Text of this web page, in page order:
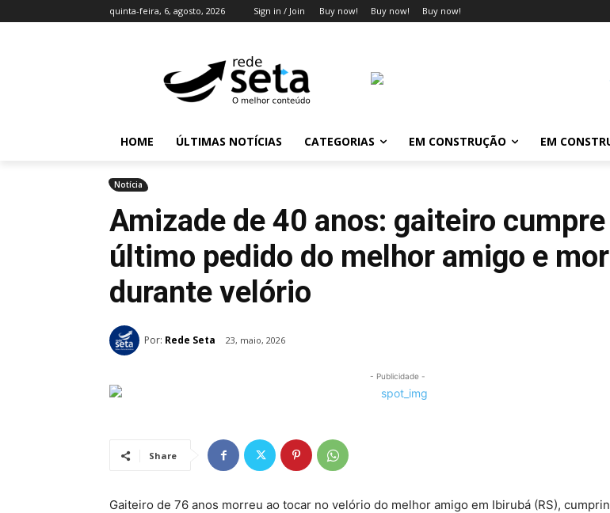
quinta-feira, 6, agosto, 2026 Sign in / Join Buy now! Buy now! Buy now!
HOME ÚLTIMAS NOTÍCIAS CATEGORIAS EM CONSTRUÇÃO EM
Notícia
Amizade de 40 anos: gaiteiro cumpre
último pedido do melhor amigo e
durante velório
Por: Rede Seta 23, maio, 2026
- Publicidade -
Share
Gaiteiro de 76 anos morreu ao tocar no velório do melhor amigo em Ibirubá (RS),